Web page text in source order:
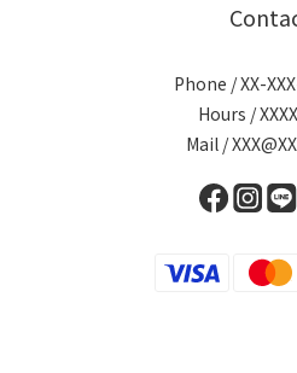
Phone / XX-
Hours /
Mail /